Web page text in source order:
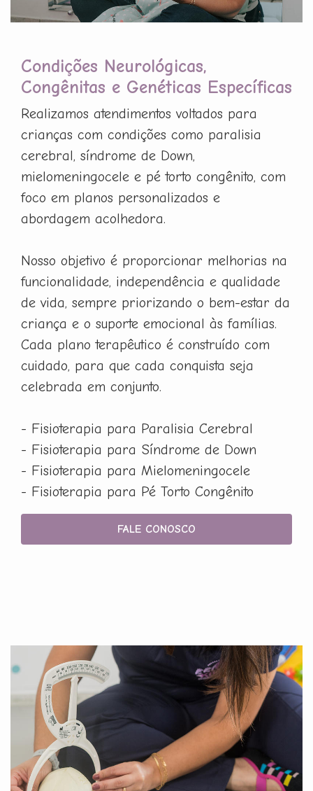
Condições Neurológicas,
Congênitas e Genéticas Específicas
Realizamos atendimentos voltados para
crianças com condições como paralisia
cerebral, síndrome de Down,
mielomeningocele e pé torto congênito, com
foco em planos personalizados e
abordagem acolhedora.
Nosso objetivo é proporcionar melhorias na
funcionalidade, independência e qualidade
de vida, sempre priorizando o bem-estar da
criança e o suporte emocional às famílias.
Cada plano terapêutico é construído com
cuidado, para que cada conquista seja
celebrada em conjunto.
- Fisioterapia para Paralisia Cerebral
- Fisioterapia para Síndrome de Down
- Fisioterapia para Mielomeningocele
- Fisioterapia para Pé Torto Congênito
FALE CONOSCO